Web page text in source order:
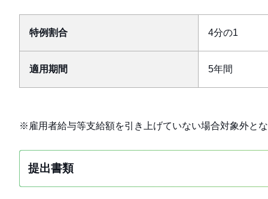
特例割合 4分の1
適用期間 5年間
※雇用者給与等支給額を引き上げていない場合対象外と
提出書類